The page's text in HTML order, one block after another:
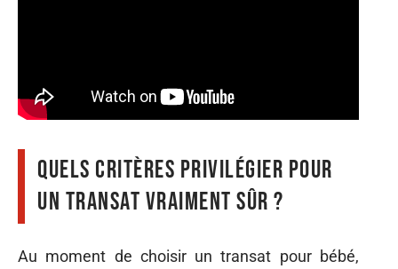
Quels critères privilégier pour
un transat vraiment sûr ?
Au moment de choisir un transat pour bébé,